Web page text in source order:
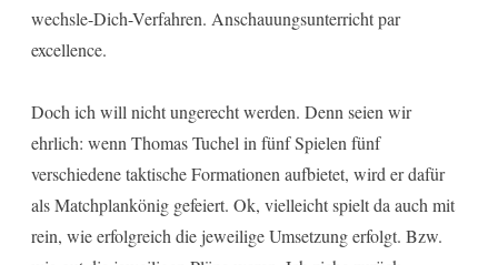
wechsle-Dich-Verfahren. Anschauungsunterricht par
excellence.
Doch ich will nicht ungerecht werden. Denn seien wir
ehrlich: wenn Thomas Tuchel in fünf Spielen fünf
verschiedene taktische Formationen aufbietet, wird er dafür
als Matchplankönig gefeiert. Ok, vielleicht spielt da auch mit
rein, wie erfolgreich die jeweilige Umsetzung erfolgt. Bzw.